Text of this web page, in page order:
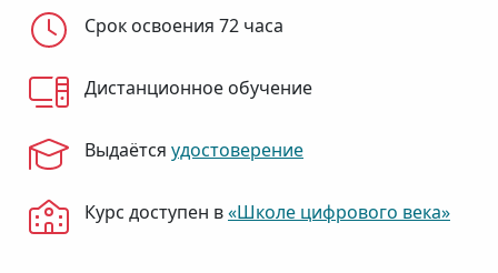
Срок освоения 72 часа
Дистанционное обучение
Выдаётся удостоверение
Курс доступен в«Школе цифрового века»